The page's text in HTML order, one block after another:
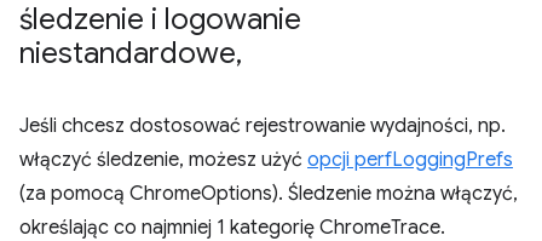
śledzenie i logowanie
niestandardowe,
Jeśli chcesz dostosować rejestrowanie wydajności, np.
włączyć śledzenie, możesz użyć opcji perfLoggingPrefs
(za pomocą ChromeOptions). Śledzenie można włączyć,
określając co najmniej 1 kategorię ChromeTrace.